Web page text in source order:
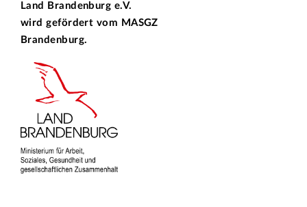
Land Brandenburg e.V.
wird gefördert vom MASGZ
Brandenburg.